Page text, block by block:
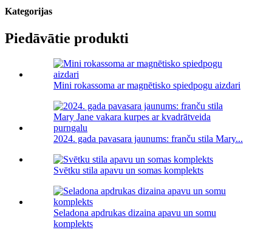
Kategorijas
Piedāvātie produkti
Mini rokassoma ar magnētisko spiedpogu aizdari
2024. gada pavasara jaunums: franču stila Mary...
Svētku stila apavu un somas komplekts
Seladona apdrukas dizaina apavu un somu
komplekts